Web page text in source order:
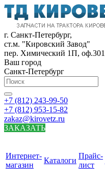
г. Санкт-Петербург,
ст.м. "Кировский Завод"
пер. Химический 1П, оф.301
Ваш город
Санкт-Петербург
+7 (812) 243-99-50
+7 (812) 953-15-82
zakaz@kirovetz.ru
ЗАКАЗАТЬ
Интернет-
магазин
Каталоги
Прайс-
лист